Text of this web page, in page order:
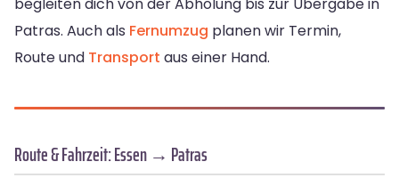
begleiten dich von der Abholung bis zur Übergabe in
Patras. Auch als Fernumzug planen wir Termin,
Route und Transport aus einer Hand.
Route & Fahrzeit: Essen → Patras